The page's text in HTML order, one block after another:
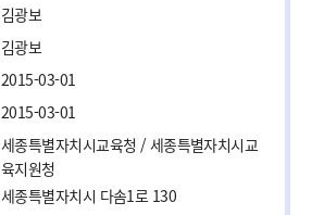
김광보
김광보
2015-03-01
2015-03-01
세종특별자치시교육청 / 세종특별자치시교
육지원청
세종특별자치시 다솜1로 130